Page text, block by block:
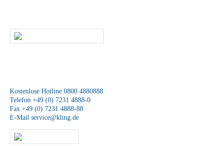
Kostenlose Hotline 0800 4880888
Telefon +49 (0) 7231 4888-0
Fax +49 (0) 7231 4888-88
E-Mail service@kling.de